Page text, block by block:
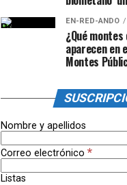
EN-RED-ANDO
¿Qué
aparecen en
Montes
Nombre y apellidos
Correo electrónico *
Listas